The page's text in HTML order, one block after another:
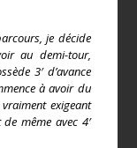
je décide
au demi-tour,
3′ d’avance
à avoir du
exigeant
même avec 4′